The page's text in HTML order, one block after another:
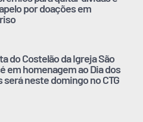
por doações em
do Costelão da Igreja São
em homenagem ao Dia dos
será neste domingo no CTG